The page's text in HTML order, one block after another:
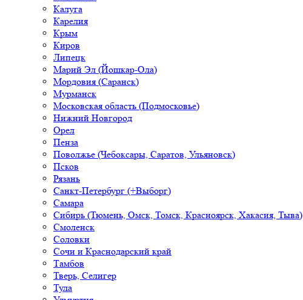
Калуга
Карелия
Крым
Киров
Липецк
Марий Эл (Йошкар-Ола)
Мордовия (Саранск)
Мурманск
Московская область (Подмосковье)
Нижний Новгород
Орел
Пенза
Поволжье (Чебоксары, Саратов, Ульяновск)
Псков
Рязань
Санкт-Петербург (+Выборг)
Самара
Сибирь (Тюмень, Омск, Томск, Красноярск, Хакасия, Тыва)
Смоленск
Соловки
Сочи и Краснодарский край
Тамбов
Тверь, Селигер
Тула